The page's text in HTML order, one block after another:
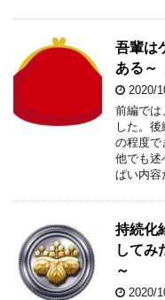
吾輩は
ある～
2020/
前編では
した。
の程度で
他でも述
ぱい内容
持続化
してみ
～
2020/